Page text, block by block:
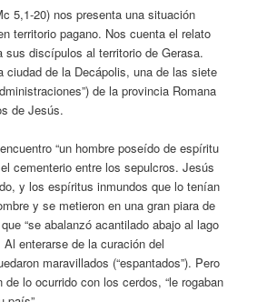
5,1-20) nos presenta una situación
territorio pagano. Nos cuenta el relato
sus discípulos al territorio de Gerasa.
ciudad de la Decápolis, una de las siete
de la provincia Romana
de Jesús.
“un hombre poseído de espíritu
cementerio entre los sepulcros. Jesús
y los espíritus inmundos que lo tenían
y se metieron en una gran piara de
“se abalanzó acantilado abajo al lago
enterarse de la curación del
maravillados (“espantados”). Pero
de lo ocurrido con los cerdos, “le rogaban